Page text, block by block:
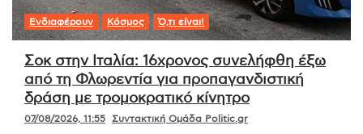
Ενδιαφέρουν Κόσμος Ό,τι είναι!
Σοκ στην Ιταλία: 16χρονος συνελήφθη έξω
από τη Φλωρεντία για προπαγανδιστική
δράση με τρομοκρατικό κίνητρο
07/08/2026, 11:55 Συντακτική Ομάδα Politic.gr